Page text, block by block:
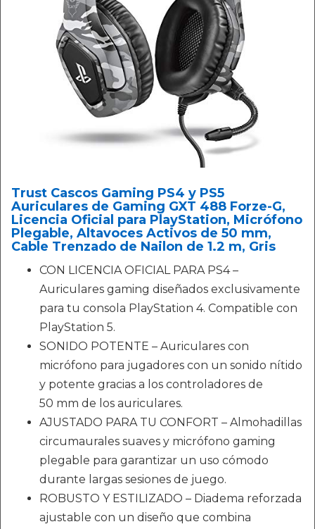
Trust Cascos Gaming PS4 y PS5
Auriculares de Gaming GXT 488 Forze-G,
Licencia Oficial para PlayStation, Micrófono
Plegable, Altavoces Activos de 50 mm,
Cable Trenzado de Nailon de 1.2 m, Gris
CON LICENCIA OFICIAL PARA PS4 –
Auriculares gaming diseñados exclusivamente
para tu consola PlayStation 4. Compatible con
PlayStation 5.
SONIDO POTENTE – Auriculares con
micrófono para jugadores con un sonido nítido
y potente gracias a los controladores de
50 mm de los auriculares.
AJUSTADO PARA TU CONFORT – Almohadillas
circumaurales suaves y micrófono gaming
plegable para garantizar un uso cómodo
durante largas sesiones de juego.
ROBUSTO Y ESTILIZADO – Diadema reforzada
ajustable con un diseño que combina